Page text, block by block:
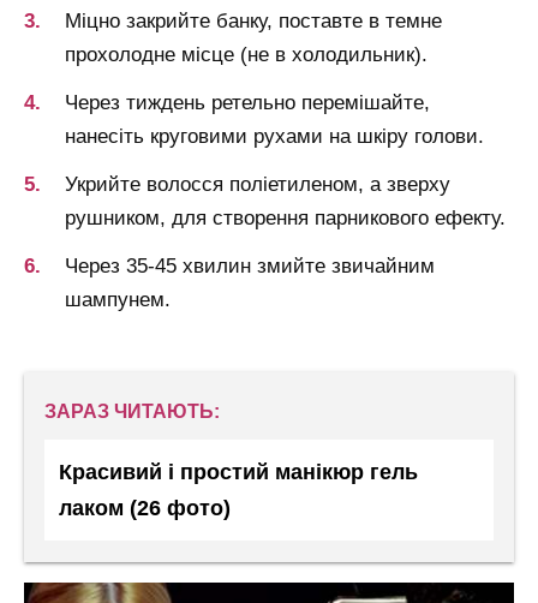
Міцно закрийте банку, поставте в темне
прохолодне місце (не в холодильник).
Через тиждень ретельно перемішайте,
нанесіть круговими рухами на шкіру голови.
Укрийте волосся поліетиленом, а зверху
рушником, для створення парникового ефекту.
Через 35-45 хвилин змийте звичайним
шампунем.
ЗАРАЗ ЧИТАЮТЬ:
Красивий і простий манікюр гель
лаком (26 фото)